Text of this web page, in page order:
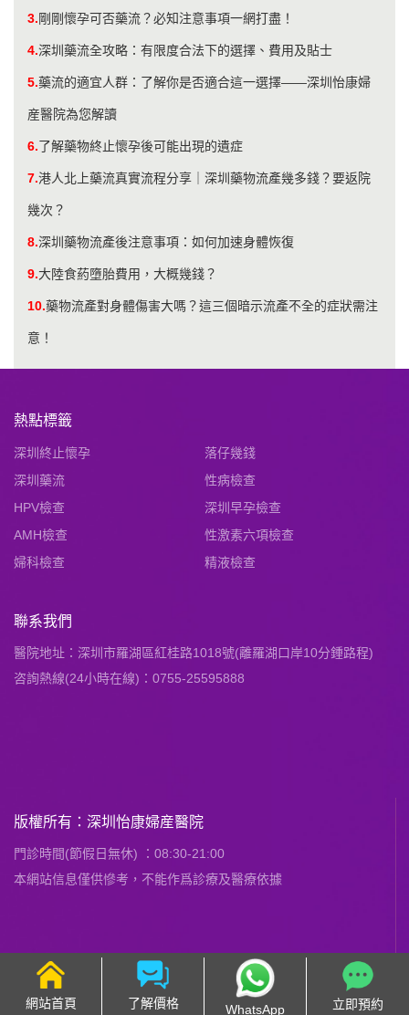
3.剛剛懷孕可否藥流？必知注意事項一網打盡！
4.深圳藥流全攻略：有限度合法下的選擇、費用及貼士
5.藥流的適宜人群：了解你是否適合這一選擇——深圳怡康婦
産醫院為您解讀
6.了解藥物終止懷孕後可能出現的遺症
7.港人北上藥流真實流程分享｜深圳藥物流產幾多錢？要返院
幾次？
8.深圳藥物流產後注意事項：如何加速身體恢復
9.大陸食葯墮胎費用，大概幾錢？
10.藥物流產對身體傷害大嗎？這三個暗示流產不全的症狀需注
意！
熱點標籤
深圳終止懷孕
落仔幾錢
深圳藥流
性病檢查
HPV檢查
深圳早孕檢查
AMH檢查
性激素六項檢查
婦科檢查
精液檢查
聯系我們
醫院地址：深圳市羅湖區紅桂路1018號(離羅湖口岸10分鍾路程)
咨詢熱線(24小時在線)：0755-25595888
版權所有：深圳怡康婦産醫院
門診時間(節假日無休) ：08:30-21:00
本網站信息僅供慘考，不能作爲診療及醫療依據
網站首頁 了解價格 WhatsApp 立即預約